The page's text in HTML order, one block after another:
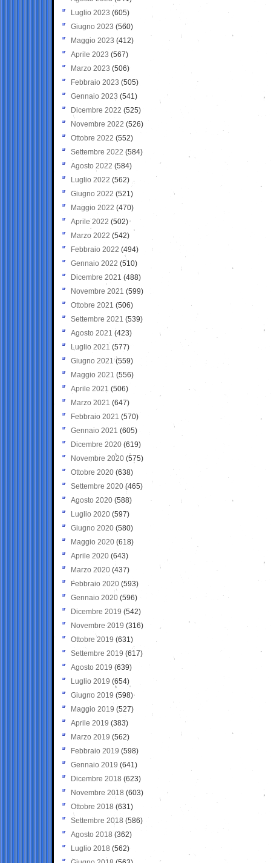
Luglio 2023 (605)
Giugno 2023 (560)
Maggio 2023 (412)
Aprile 2023 (567)
Marzo 2023 (506)
Febbraio 2023 (505)
Gennaio 2023 (541)
Dicembre 2022 (525)
Novembre 2022 (526)
Ottobre 2022 (552)
Settembre 2022 (584)
Agosto 2022 (584)
Luglio 2022 (562)
Giugno 2022 (521)
Maggio 2022 (470)
Aprile 2022 (502)
Marzo 2022 (542)
Febbraio 2022 (494)
Gennaio 2022 (510)
Dicembre 2021 (488)
Novembre 2021 (599)
Ottobre 2021 (506)
Settembre 2021 (539)
Agosto 2021 (423)
Luglio 2021 (577)
Giugno 2021(559)
Maggio 2021 (556)
Aprile 2021 (506)
Marzo 2021 (647)
Febbraio 2021 (570)
Gennaio 2021 (605)
Dicembre 2020 (619)
Novembre 2020 (575)
Ottobre 2020 (638)
Settembre 2020(465)
Agosto 2020 (588)
Luglio 2020 (597)
Giugno 2020 (580)
Maggio 2020 (618)
Aprile 2020 (643)
Marzo 2020 (437)
Febbraio 2020 (593)
Gennaio 2020 (596)
Dicembre 2019 (542)
Novembre 2019 (316)
Ottobre 2019 (631)
Settembre 2019 (617)
Agosto 2019 (639)
Luglio 2019 (654)
Giugno 2019 (598)
Maggio 2019 (527)
Aprile 2019 (383)
Marzo 2019 (562)
Febbraio 2019 (598)
Gennaio 2019 (641)
Dicembre 2018 (623)
Novembre 2018 (603)
Ottobre 2018 (631)
Settembre 2018 (586)
Agosto 2018 (362)
Luglio 2018 (562)